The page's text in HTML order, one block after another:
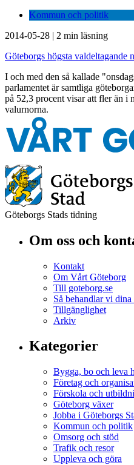
Kommun och politik
2014-05-28 | 2 min läsning
Göteborgs högsta valdeltagande
I och med den så kallade
parlamentet är samtliga
på 52,3 procent visar att fler än
valurnorna.
Göteborgs Stads tidning
Om oss och
Kontakt
Om Vårt Göteborg
Till goteborg.se
Så behandlar vi
Tillgänglighet
Arkiv
Kategorier
Bygga, bo och leva
Företag och
Förskola och
Göteborg växer
Jobba i Göteborgs
Kommun och politik
Omsorg och stöd
Trafik och resor
Uppleva och göra